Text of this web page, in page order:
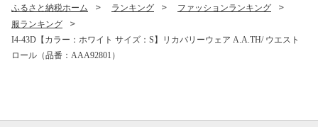
ふるさと納税ホーム ランキング
ファッションランキング
服ランキング
I4-43D【カラー：ホワイト サイズ：S】リカバリーウェア A.A.TH/ ウエスト
ロール（品番：AAA92801）